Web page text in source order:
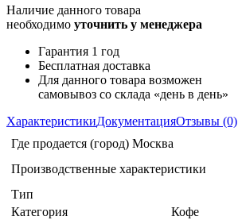
Наличие данного товара
необходимо уточнить у менеджера
Гарантия 1 год
Бесплатная доставка
Для данного товара возможен
самовывоз со склада «день в день»
ХарактеристикиДокументацияОтзывы (0)
Где продается (город) Москва
Производственные характеристики
Тип
Категория
Кофе